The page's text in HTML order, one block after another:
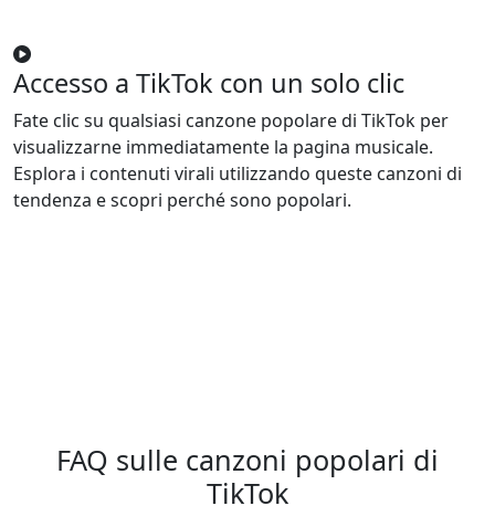
Accesso a TikTok con un solo clic
Fate clic su qualsiasi canzone popolare di TikTok per
visualizzarne immediatamente la pagina musicale.
Esplora i contenuti virali utilizzando queste canzoni di
tendenza e scopri perché sono popolari.
FAQ sulle canzoni popolari di
TikTok